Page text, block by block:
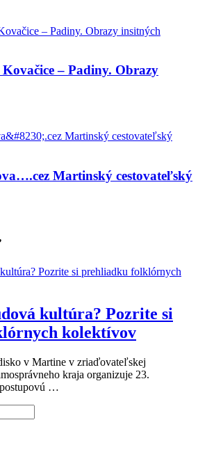
Kovačice – Padiny. Obrazy
Martinský cestovateľský
kultúra? Pozrite si
kolektívov
v Martine v zriaďovateľskej
kraja organizuje 23.
postupovú …